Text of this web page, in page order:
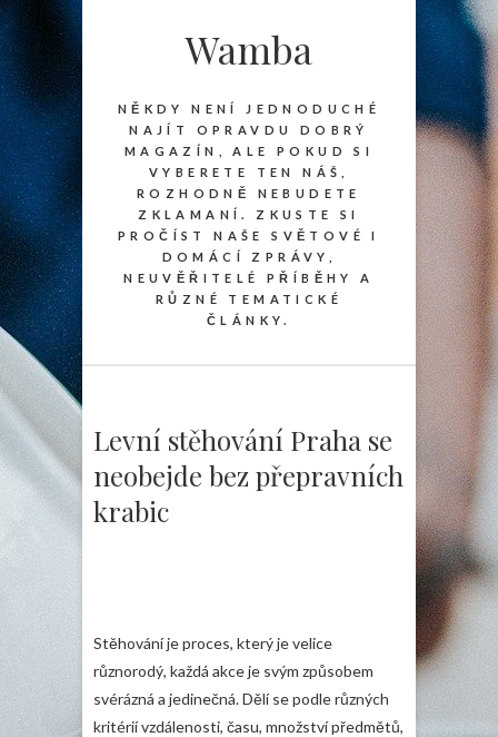
Wamba
NĚKDY NENÍ JEDNODUCHÉ
NAJÍT OPRAVDU DOBRÝ
MAGAZÍN, ALE POKUD SI
VYBERETE TEN NÁŠ,
ROZHODNĚ NEBUDETE
ZKLAMANÍ. ZKUSTE SI
PROČÍST NAŠE SVĚTOVÉ I
DOMÁCÍ ZPRÁVY,
NEUVĚŘITELÉ PŘÍBĚHY A
RŮZNÉ TEMATICKÉ
ČLÁNKY.
Levní stěhování Praha se
neobejde bez přepravních
krabic
Stěhování je proces, který je velice
různorodý, každá akce je svým způsobem
svérázná a jedinečná. Dělí se podle různých
kritérií vzdálenosti, času, množství předmětů,